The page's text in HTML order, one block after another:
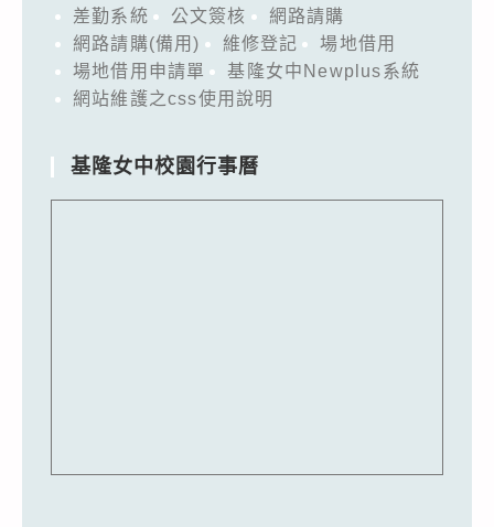
差勤系統 公文簽核
網路請購
網路請購(備用)
維修登記
場地借用
場地借用申請單
基隆女中Newplus系統
網站維護之css使用說明
基隆女中校園行事曆